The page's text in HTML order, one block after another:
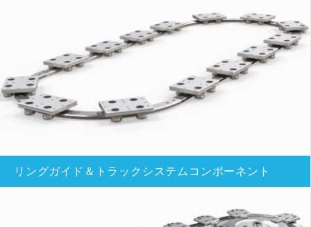
リングガイド＆トラックシステムコンポーネント